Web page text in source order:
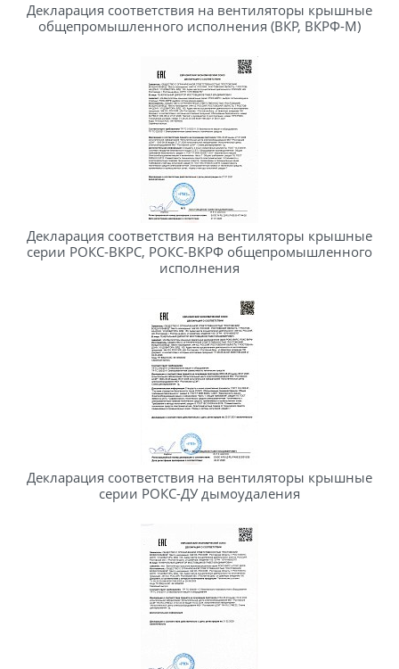
Декларация соответствия на вентиляторы крышные
общепромышленного исполнения (ВКР, ВКРФ-М)
Декларация соответствия на вентиляторы крышные
серии РОКС-ВКРС, РОКС-ВКРФ общепромышленного
исполнения
Декларация соответствия на вентиляторы крышные
серии РОКС-ДУ дымоудаления